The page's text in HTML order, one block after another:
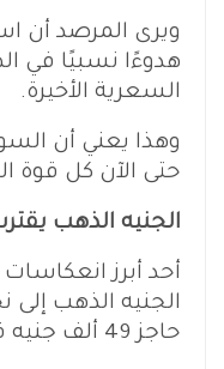
ويرى المرصد أن
هدوءًا نسبيًا في
السعرية الأخيرة.
وهذا يعني أن
حتى الآن كل قوة
الجنيه الذهب يقترب من 49
أحد أبرز
حاجز 49 ألف جنيه قريبًا للغاية.